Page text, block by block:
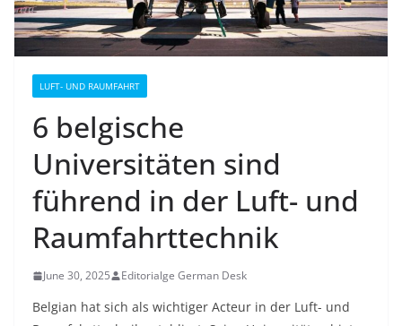
LUFT- UND RAUMFAHRT
6 belgische
Universitäten sind
führend in der Luft- und
Raumfahrttechnik
June 30, 2025 Editorialge German Desk
Belgian hat sich als wichtiger Acteur in der Luft- und